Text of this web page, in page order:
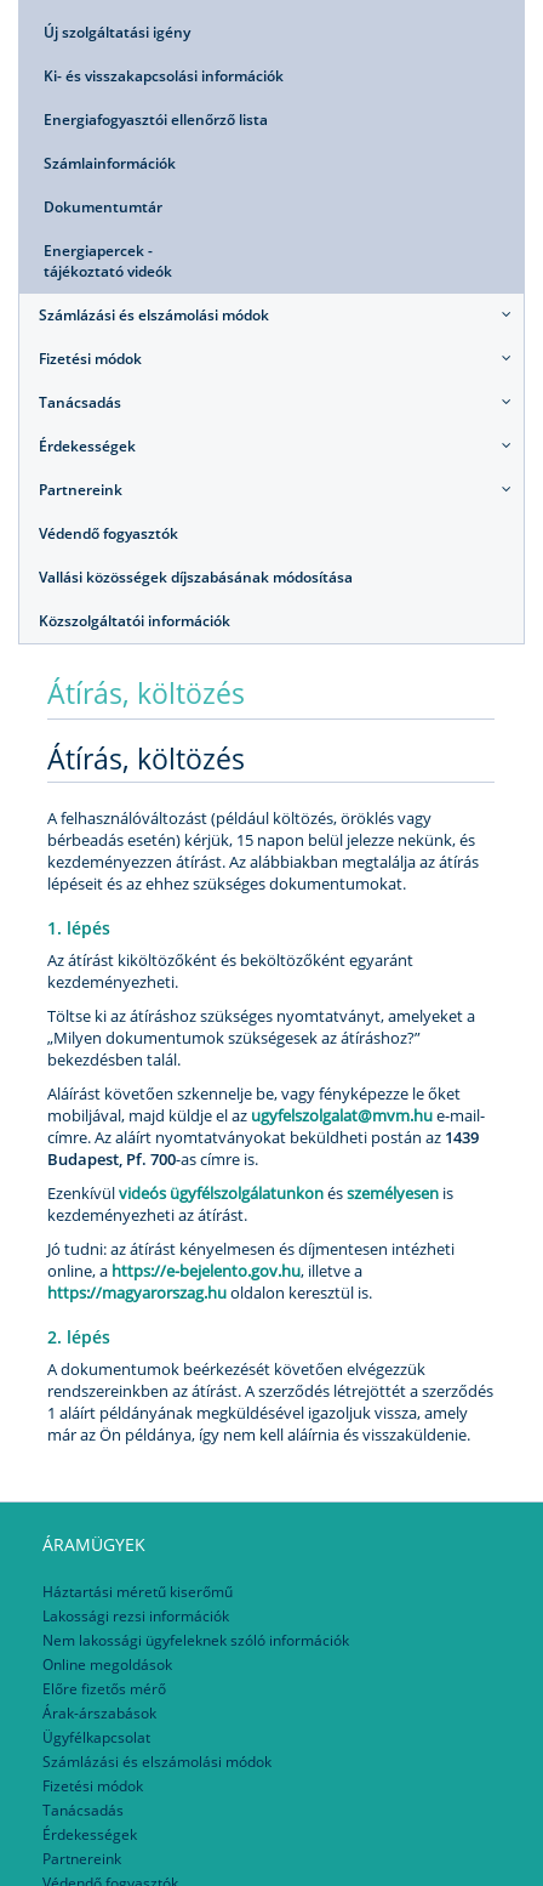
Új szolgáltatási igény
Ki- és visszakapcsolási információk
Energiafogyasztói ellenőrző lista
Számlainformációk
Dokumentumtár
Energiapercek -
tájékoztató videók
Számlázási és elszámolási módok
Fizetési módok
Tanácsadás
Érdekességek
Partnereink
Védendő fogyasztók
Vallási közösségek díjszabásának módosítása
Közszolgáltatói információk
Átírás, költözés
Átírás, költözés
A felhasználóváltozást (például költözés, öröklés vagy
bérbeadás esetén) kérjük, 15 napon belül jelezze nekünk, és
kezdeményezzen átírást. Az alábbiakban megtalálja az átírás
lépéseit és az ehhez szükséges dokumentumokat.
1. lépés
Az átírást kiköltözőként és beköltözőként egyaránt
kezdeményezheti.
Töltse ki az átíráshoz szükséges nyomtatványt, amelyeket a
„Milyen dokumentumok szükségesek az átíráshoz?”
bekezdésben talál.
Aláírást követően szkennelje be, vagy fényképezze le őket
mobiljával, majd küldje el az ugyfelszolgalat@mvm.hue-mail-
címre. Az aláírt nyomtatványokat beküldheti postán az 1439
Budapest, Pf. 700-as címre is.
Ezenkívülvideós ügyfélszolgálatunkonésszemélyesen is
kezdeményezheti az átírást.
Jó tudni: az átírást kényelmesen és díjmentesen intézheti
online, a https://e-bejelento.gov.hu, illetve a
https://magyarorszag.huoldalon keresztül is.
2. lépés
A dokumentumok beérkezését követően elvégezzük
rendszereinkben az átírást. A szerződés létrejöttét a szerződés
1 aláírt példányának megküldésével igazoljuk vissza, amely
már az Ön példánya, így nem kell aláírnia és visszaküldenie.
ÁRAMÜGYEK
Háztartási méretű kiserőmű
Lakossági rezsi információk
Nem lakossági ügyfeleknek szóló információk
Online megoldások
Előre fizetős mérő
Árak-árszabások
Ügyfélkapcsolat
Számlázási és elszámolási módok
Fizetési módok
Tanácsadás
Érdekességek
Partnereink